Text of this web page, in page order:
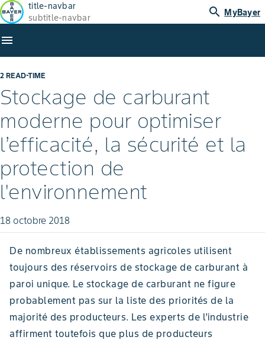
title-navbar
subtitle-navbar
search MyBayer
menu
2 READ-TIME
Stockage de carburant
moderne pour optimiser
l’efficacité, la sécurité et la
protection de
l'environnement
18 octobre 2018
De nombreux établissements agricoles utilisent
toujours des réservoirs de stockage de carburant à
paroi unique. Le stockage de carburant ne figure
probablement pas sur la liste des priorités de la
majorité des producteurs. Les experts de l’industrie
affirment toutefois que plus de producteurs